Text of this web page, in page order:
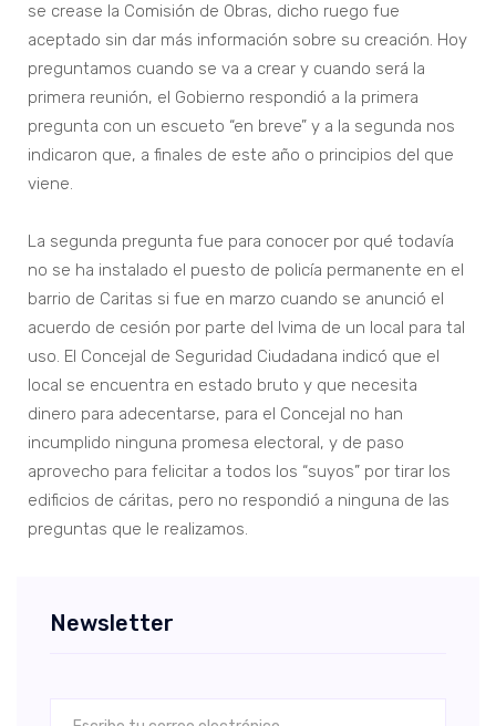
se crease la Comisión de Obras, dicho ruego fue
aceptado sin dar más información sobre su creación. Hoy
preguntamos cuando se va a crear y cuando será la
primera reunión, el Gobierno respondió a la primera
pregunta con un escueto “en breve” y a la segunda nos
indicaron que, a finales de este año o principios del que
viene.
La segunda pregunta fue para conocer por qué todavía
no se ha instalado el puesto de policía permanente en el
barrio de Caritas si fue en marzo cuando se anunció el
acuerdo de cesión por parte del Ivima de un local para tal
uso. El Concejal de Seguridad Ciudadana indicó que el
local se encuentra en estado bruto y que necesita
dinero para adecentarse, para el Concejal no han
incumplido ninguna promesa electoral, y de paso
aprovecho para felicitar a todos los “suyos” por tirar los
edificios de cáritas, pero no respondió a ninguna de las
preguntas que le realizamos.
Newsletter